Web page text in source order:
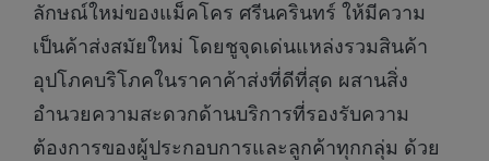
ลักษณ์ใหม่ของแม็คโคร ศรีนครินทร์ ให้มีความ
เป็นค้าส่งสมัยใหม่ โดยชูจุดเด่นแหล่งรวมสินค้า
อุปโภคบริโภคในราคาค้าส่งที่ดีที่สุด ผสานสิ่ง
อำนวยความสะดวกด้านบริการที่รองรับความ
ต้องการของผู้ประกอบการและลูกค้าทุกกลุ่ม ด้วย